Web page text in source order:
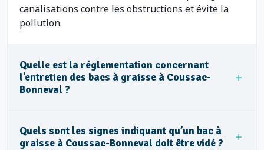
canalisations contre les obstructions et évite la
pollution.
Quelle est la réglementation concernant
l’entretien des bacs à graisse à Coussac-
Bonneval ?
Quels sont les signes indiquant qu’un bac à
graisse à Coussac-Bonneval doit être vidé ?